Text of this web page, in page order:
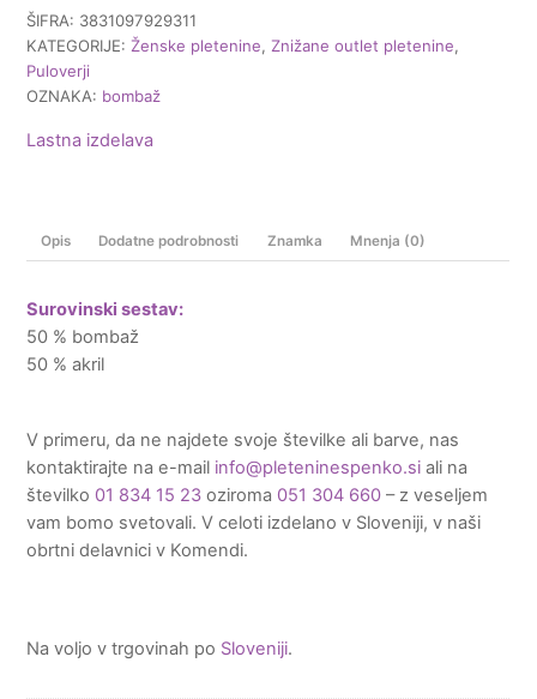
ŠIFRA: 3831097929311
KATEGORIJE:Ženske pletenine,Znižane outlet pletenine,
Puloverji
OZNAKA: bombaž
Lastna izdelava
Opis Dodatne podrobnosti Znamka Mnenja (0)
Surovinski sestav:
50 % bombaž
50 % akril
V primeru, da ne najdete svoje številke ali barve, nas
kontaktirajte na e-mail info@pleteninespenko.si ali na
številko 01 834 15 23 oziroma 051 304 660 – z veseljem
vam bomo svetovali. V celoti izdelano v Sloveniji, v naši
obrtni delavnici v Komendi.
Na voljo v trgovinah po Sloveniji.